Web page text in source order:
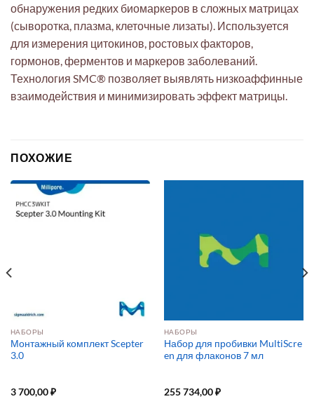
обнаружения редких биомаркеров в сложных матрицах
(сыворотка, плазма, клеточные лизаты). Используется
для измерения цитокинов, ростовых факторов,
гормонов, ферментов и маркеров заболеваний.
Технология SMC® позволяет выявлять низкоаффинные
взаимодействия и минимизировать эффект матрицы.
ПОХОЖИЕ
НАБОРЫ
Монтажный комплект Scepter
3.0
3 700,00₽
НАБОРЫ
Набор для пробивки MultiScre
en для флаконов 7 мл
255 734,00₽